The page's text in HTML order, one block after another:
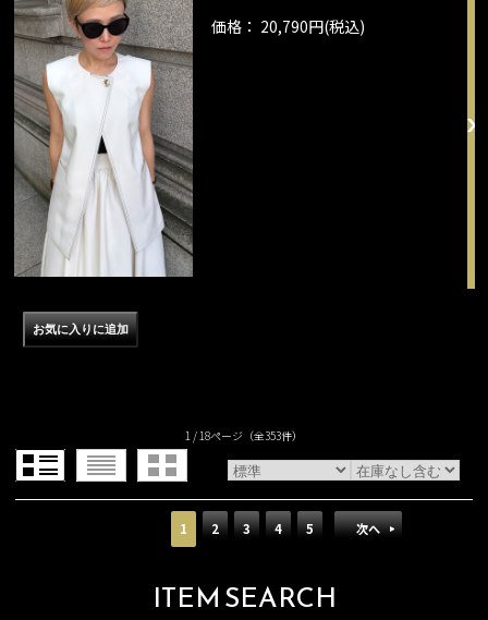
価格： 20,790円(税込)
1 / 18ページ （全353件）
1 2 3 4 5 次へ
ITEM SEARCH